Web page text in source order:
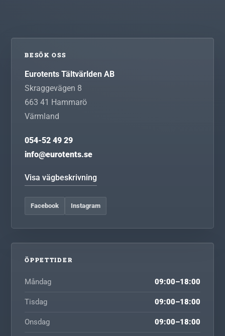
BESÖK OSS
Eurotents Tältvärlden AB
Skraggevägen 8
663 41 Hammarö
Värmland
054-52 49 29
info@eurotents.se
Visa vägbeskrivning
Facebook Instagram
ÖPPETTIDER
Måndag 09:00–18:00
Tisdag 09:00–18:00
Onsdag 09:00–18:00